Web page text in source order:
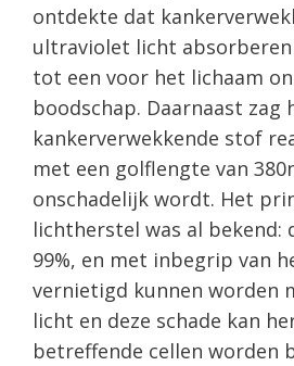
ontdekte dat
ultraviolet licht
tot een voor het lichaam
boodschap. Daarnaast zag
kankerverwekkende stof
met een golflengte van
onschadelijk wordt. Het
lichtherstel was al bekend:
99%, en met inbegrip van
vernietigd kunnen worden
licht en deze schade kan
betreffende cellen worden